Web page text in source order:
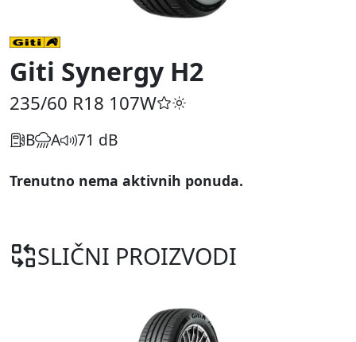
Giti Synergy H2
235/60 R18 107W
B A 71 dB
Trenutno nema aktivnih ponuda.
SLIČNI PROIZVODI